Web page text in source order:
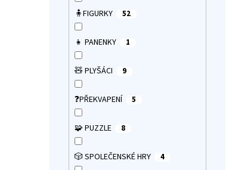
🧍FIGURKY 52
👧 PANENKY 1
🧸 PLYŠÁCI 9
❓PŘEKVAPENÍ 5
🧩 PUZZLE 8
🎲 SPOLEČENSKÉ HRY 4